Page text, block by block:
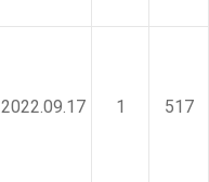
2022.09.17 1 517